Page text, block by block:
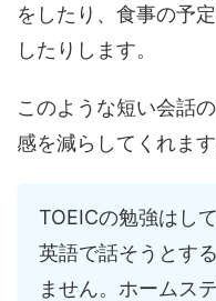
をしたり、食事の予
したりします。
このような短い会話
感を減らしてくれます
TOEICの勉強はし
英語で話そうとす
ません。ホームス